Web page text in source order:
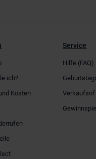
ich?
Kosten
Service
Hilfe (FAQ)